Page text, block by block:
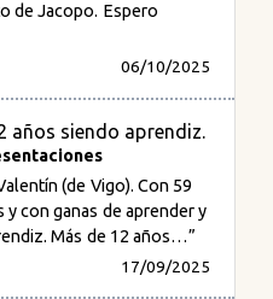
de Jacopo. Espero
06/10/2025
años siendo aprendiz.
(de Vigo). Con 59
con ganas de aprender y
Más de 12 años…”
17/09/2025